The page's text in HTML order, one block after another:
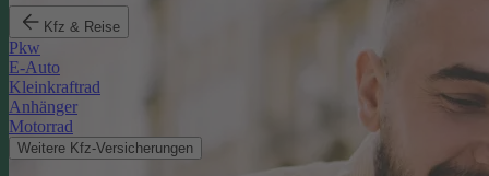
Kfz & Reise
Pkw
E-Auto
Kleinkraftrad
Anhänger
Motorrad
Weitere Kfz-Versicherungen